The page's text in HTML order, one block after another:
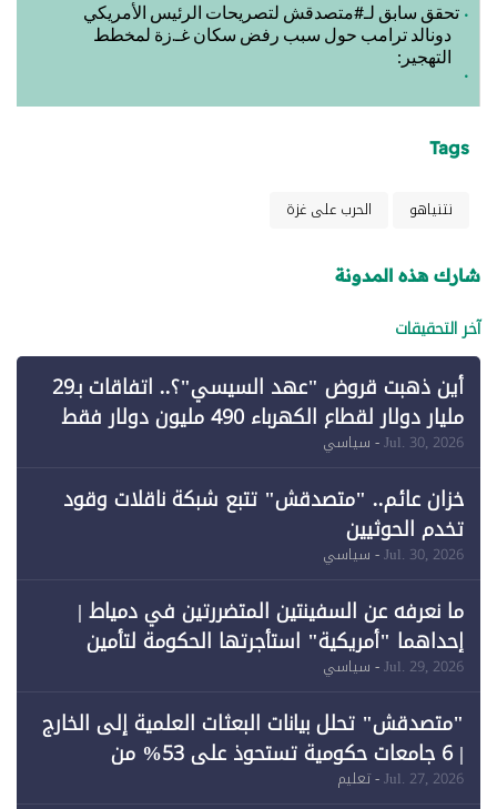
تحقق سابق لـ#متصدقش لتصريحات الرئيس الأمريكي
دونالد ترامب حول سبب رفض سكان غـ.زة لمخطط
التهجير:
Tags
نتنياهو الحرب على غزة
شارك هذه المدونة
آخر التحقيقات
أين ذهبت قروض "عهد السيسي"؟.. اتفاقات بـ29
مليار دولار لقطاع الكهرباء 490 مليون دولار فقط
لـ"الطاقة المتجددة" (1)
Jul. 30, 2026- سياسي
خزان عائم.. "متصدقش" تتبع شبكة ناقلات وقود
تخدم الحوثيين
Jul. 30, 2026- سياسي
ما نعرفه عن السفينتين المتضررتين في دمياط |
إحداهما "أمريكية" استأجرتها الحكومة لتأمين
احتياجات الطاقة
Jul. 29, 2026- سياسي
"متصدقش" تحلل بيانات البعثات العلمية إلى الخارج
| 6 جامعات حكومية تستحوذ على 53% من
Jul. 27, 2026- تعليم